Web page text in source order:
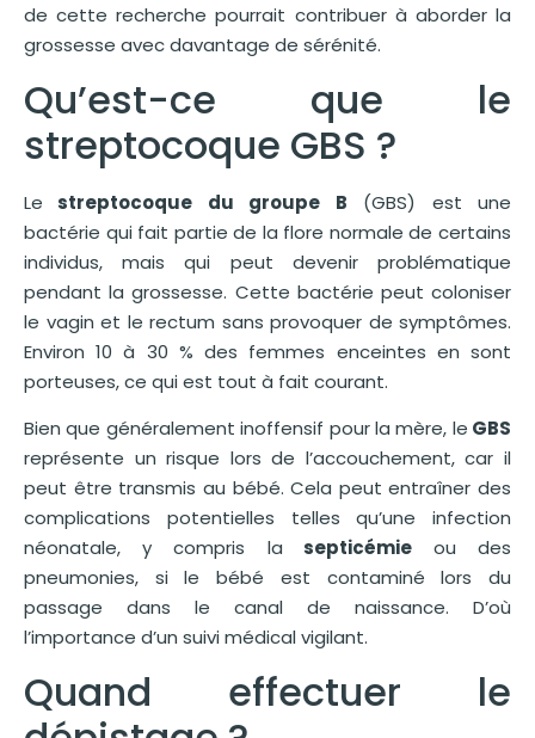
de cette recherche pourrait contribuer à aborder la
grossesse avec davantage de sérénité.
Qu’est-ce que le
streptocoque GBS ?
Le streptocoque du groupe B (GBS) est une
bactérie qui fait partie de la flore normale de certains
individus, mais qui peut devenir problématique
pendant la grossesse. Cette bactérie peut coloniser
le vagin et le rectum sans provoquer de symptômes.
Environ 10 à 30 % des femmes enceintes en sont
porteuses, ce qui est tout à fait courant.
Bien que généralement inoffensif pour la mère, le GBS
représente un risque lors de l’accouchement, car il
peut être transmis au bébé. Cela peut entraîner des
complications potentielles telles qu’une infection
néonatale, y compris la septicémieou des
pneumonies, si le bébé est contaminé lors du
passage dans le canal de naissance. D’où
l’importance d’un suivi médical vigilant.
Quand effectuer le